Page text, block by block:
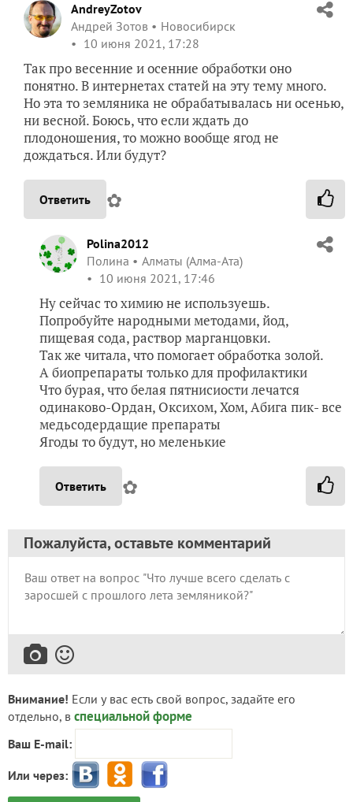
AndreyZotov
Андрей Зотов
Новосибирск
10 июня 2021, 17:28
Так про весенние и осенние обработки оно
понятно. В интернетах статей на эту тему много.
Но эта то земляника не обрабатывалась ни осенью,
ни весной. Боюсь, что если ждать до
плодоношения, то можно вообще ягод не
дождаться. Или будут?
Ответить ✿
Polina2012
Полина
Алматы (Алма-Ата)
10 июня 2021, 17:46
Ну сейчас то химию не используешь.
Попробуйте народными методами, йод,
пищевая сода, раствор марганцовки.
Так же читала, что помогает обработка золой.
А биопрепараты только для профилактики
Что бурая, что белая пятнисиости лечатся
одинаково-Ордан, Оксихом, Хом, Абига пик- все
медьсодердащие препараты
Ягоды то будут, но меленькие
Ответить ✿
Пожалуйста, оставьте комментарий
Внимание! Если у вас есть свой вопрос, задайте его
отдельно, в специальной форме
Ваш E-mail:
Или через: